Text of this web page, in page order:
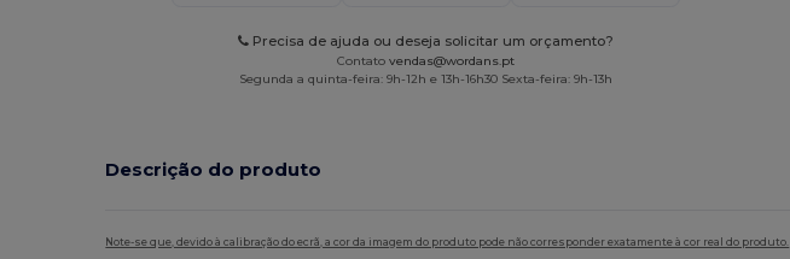
Precisa de ajuda ou deseja solicitar um orçamento?
Contatovendas@wordans.pt
Segunda a quinta-feira: 9h-12h e 13h-16h30 Sexta-feira: 9h-13h
Descrição do produto
Note-se que, devido à calibração do ecrã, a cor da imagem do produto pode não corresponder exatamente à cor real do produto.